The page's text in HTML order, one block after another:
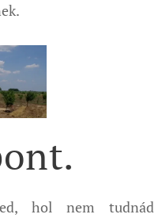
hol nem tudnád